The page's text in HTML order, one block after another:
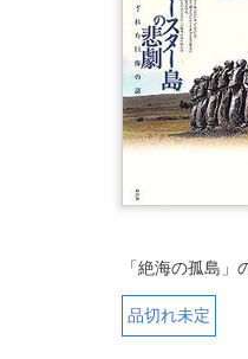
「絶海の孤島
品切れ未定